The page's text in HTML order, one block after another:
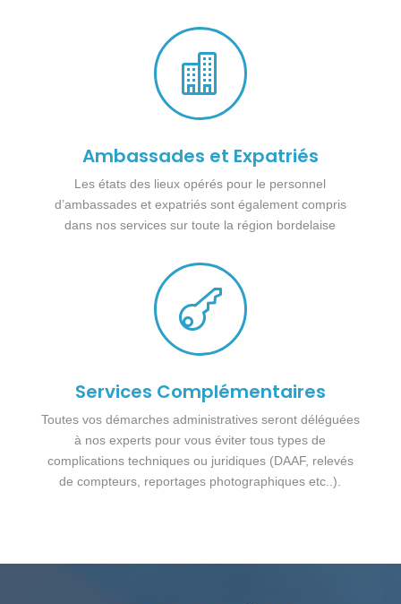

Ambassades et Expatriés
Les états des lieux opérés pour le personnel
d’ambassades et expatriés sont également compris
dans nos services sur toute la région bordelaise

Services Complémentaires
Toutes vos démarches administratives seront déléguées
à nos experts pour vous éviter tous types de
complications techniques ou juridiques (DAAF, relevés
de compteurs, reportages photographiques etc..).